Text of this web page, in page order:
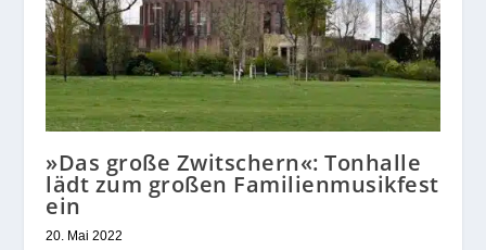
»Das große Zwitschern«: Tonhalle
lädt zum großen Familienmusikfest
ein
20. Mai 2022